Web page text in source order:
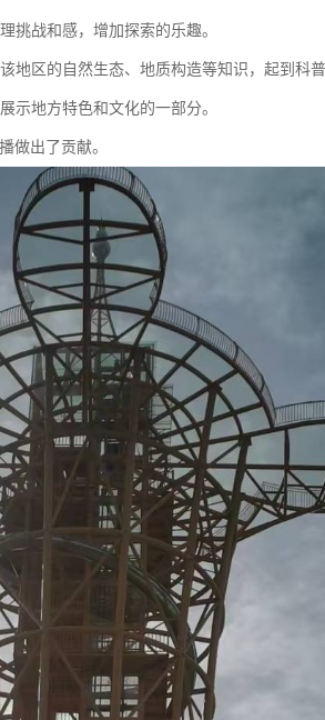
挑战和感，增加探索的乐趣。
区的自然生态、地质构造等知识，起到科普
示地方特色和文化的一部分。
做出了贡献。